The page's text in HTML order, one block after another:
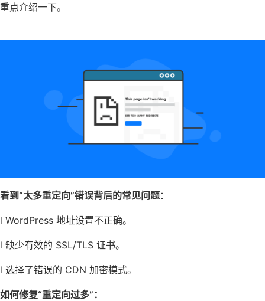
重点介绍一下。
看到“太多重定向”错误背后的常见问题：
l WordPress 地址设置不正确。
l 缺少有效的 SSL/TLS 证书。
l 选择了错误的 CDN 加密模式。
如何修复“重定向过多”：